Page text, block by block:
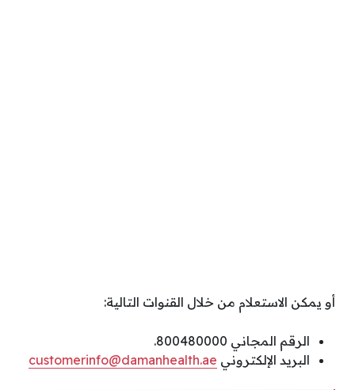
أو يمكن الاستعلام من خلال القنوات التالية:
الرقم المجاني 800480000.
البريد الإلكتروني customerinfo@damanhealth.ae